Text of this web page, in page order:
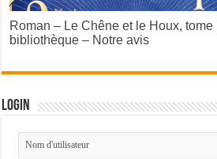
Roman – Le Chêne et le Houx, tome
bibliothèque – Notre avis
Login